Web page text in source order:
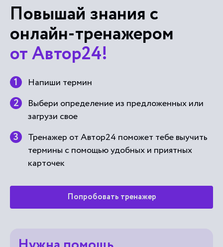
Повышай знания с
онлайн-тренажером
от Автор24!
Напиши термин
Выбери определение из предложенных или
загрузи свое
Тренажер от Автор24 поможет тебе выучить
термины с помощью удобных и приятных
карточек
Попробовать тренажер